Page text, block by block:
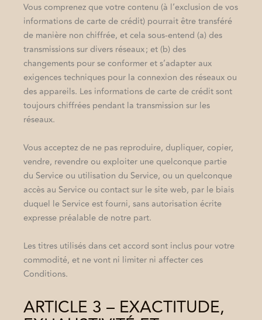
Vous comprenez que votre contenu (à l’exclusion de vos
informations de carte de crédit) pourrait être transféré
de manière non chiffrée, et cela sous-entend (a) des
transmissions sur divers réseaux ; et (b) des
changements pour se conformer et s’adapter aux
exigences techniques pour la connexion des réseaux ou
des appareils. Les informations de carte de crédit sont
toujours chiffrées pendant la transmission sur les
réseaux.
Vous acceptez de ne pas reproduire, dupliquer, copier,
vendre, revendre ou exploiter une quelconque partie
du Service ou utilisation du Service, ou un quelconque
accès au Service ou contact sur le site web, par le biais
duquel le Service est fourni, sans autorisation écrite
expresse préalable de notre part.
Les titres utilisés dans cet accord sont inclus pour votre
commodité, et ne vont ni limiter ni affecter ces
Conditions.
ARTICLE 3 – EXACTITUDE,